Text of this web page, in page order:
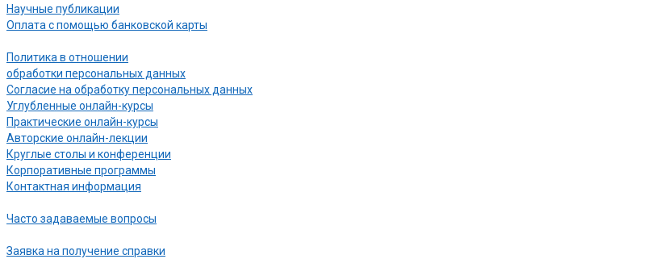
Научные публикации
Оплата с помощью банковской карты
Политика в отношении
обработки персональных данных
Согласие на обработку персональных данных
Углубленные онлайн-курсы
Практические онлайн-курсы
Авторские онлайн-лекции
Круглые столы и конференции
Корпоративные программы
Контактная информация
Часто задаваемые вопросы
Заявка на получение справки